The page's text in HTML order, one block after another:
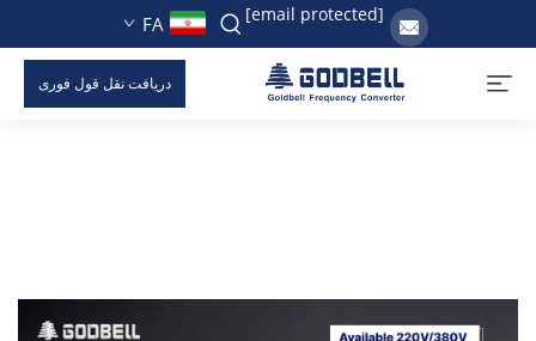
[email protected]
FA
دریافت نقل قول فوری